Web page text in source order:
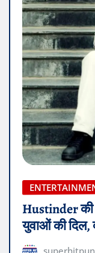
Hustinder की
युवाओं की दिल,